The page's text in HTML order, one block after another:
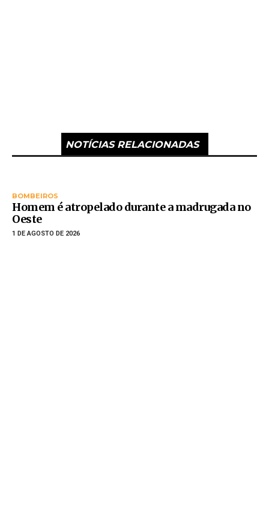
NOTÍCIAS RELACIONADAS
BOMBEIROS
Homem é atropelado durante a madrugada no
Oeste
1 DE AGOSTO DE 2026